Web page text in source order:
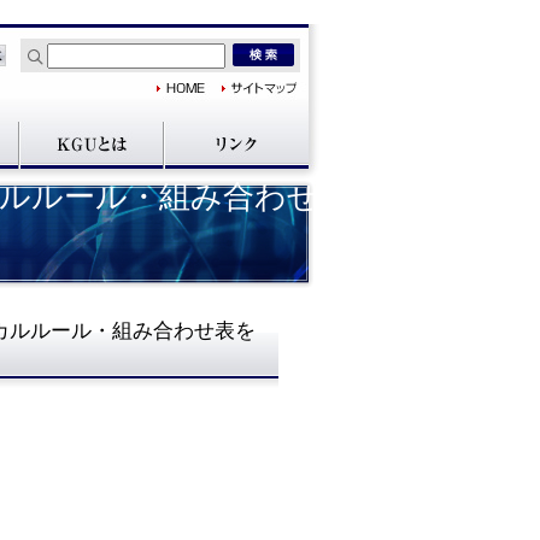
ルール・組み合わせ
ルール・組み合わせ表を